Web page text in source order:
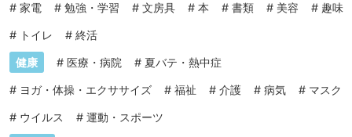
# 家電 # 勉強・学習 # 文房具 # 本 # 書類 # 美容 # 趣味
# トイレ # 終活
健康 # 医療・病院 # 夏バテ・熱中症
# ヨガ・体操・エクササイズ # 福祉 # 介護 # 病気 # マスク
# ウイルス # 運動・スポーツ